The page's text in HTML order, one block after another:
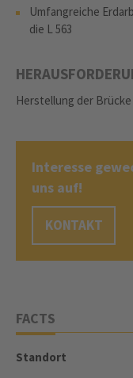
Umfangreiche
die L 563
Herstellung der
Interesse
uns auf!
KONTAKT
FACTS
Standort